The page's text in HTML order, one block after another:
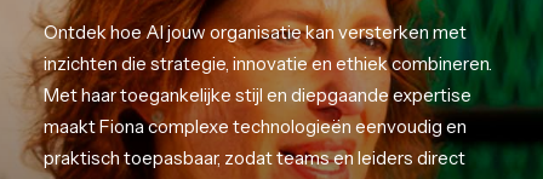
Ontdek hoe AI jouw organisatie kan versterken met
inzichten die strategie, innovatie en ethiek combineren.
Met haar toegankelijke stijl en diepgaande expertise
maakt Fiona complexe technologieën eenvoudig en
praktisch toepasbaar, zodat teams en leiders direct